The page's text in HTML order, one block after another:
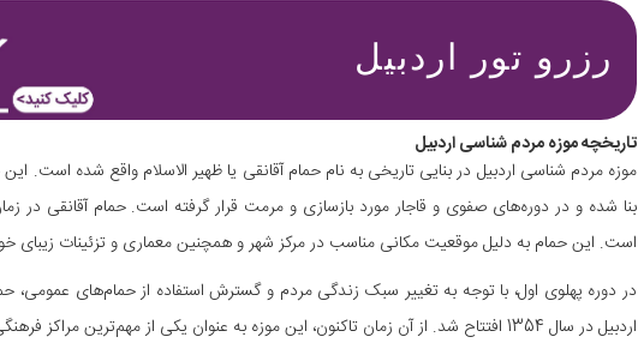
رزرو تور اردبیل
تاریخچه موزه مردم شناسی اردبیل
موزه مردم شناسی اردبیل در بنایی تاریخی به نام حمام آقانقی یا ظهیر الاسلام واقع شده
بنا شده و در دوره‌های صفوی و قاجار مورد بازسازی و مرمت قرار گرفته است. حمام آقانقی در
است. این حمام به دلیل موقعیت مکانی مناسب در مرکز شهر و همچنین معماری و تزئینات زیبای
در دوره پهلوی اول، با توجه به تغییر سبک زندگی مردم و گسترش استفاده از حمام‌های عمومی،
اردبیل در سال 1354 افتتاح شد. از آن زمان تاکنون، این موزه به عنوان یکی از مهم‌ترین مراکز فرهنگی و گردشگری استان اردبیل شناخته می‌شود.